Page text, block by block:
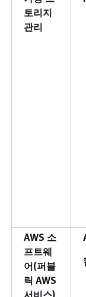
토리지
관리
AWS 소
프트웨
어(퍼블
릭 AWS
서비스)